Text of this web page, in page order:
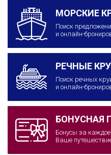
МОРСКИЕ
Поиск
и онлайн-
РЕЧНЫЕ
Поиск речных
и онлайн-
БОНУСНАЯ
Бонусы за каждое
Ваше